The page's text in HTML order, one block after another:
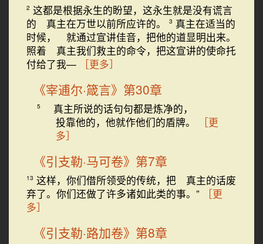
2 这都是根据永生的盼望，这永生就是没有谎言
的 真主在万世以前所应许的。
3 真主在适当的
时候， 就通过宣讲佳音，把他的道显明出来。
照着 真主我们救主的命令，把这宣讲的使命托
付给了我—
［更多］
《宰逋尔·箴言》第30章
5
真主所说的话句句都是炼净的，
投靠他的，他就作他们的盾牌。
［更
多］
《引支勒·马可卷》第7章
13 这样，你们借所领受的传统，把 真主的话废
弃了。你们还做了许多诸如此类的事。”
［更
多］
《引支勒·路加卷》第8章